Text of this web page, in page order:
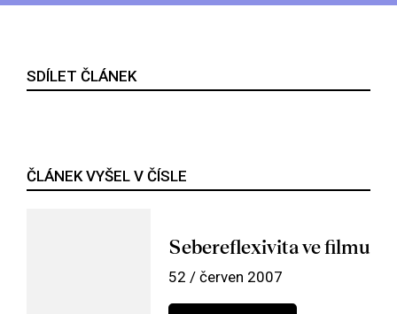
SDÍLET ČLÁNEK
ČLÁNEK VYŠEL V ČÍSLE
Sebereflexivita ve filmu
52 / červen 2007